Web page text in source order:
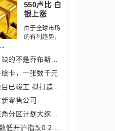
550卢比 白
银上涨
由于全球市场
的有利趋势，
卡，一张数千元
零售公司